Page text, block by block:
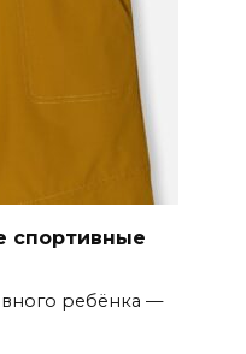
спортивные
ребёнка —